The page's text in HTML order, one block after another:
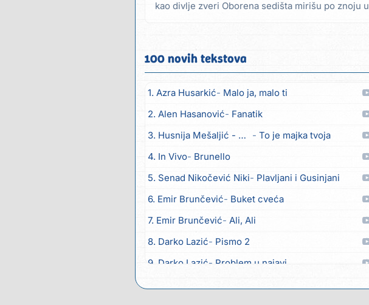
kao divlje zveri Oborena sedišta mirišu po znoju u
100 novih tekstova
1. Azra Husarkić Malo ja, malo ti
2. Alen Hasanović Fanatik
3. Husnija Mešaljić - Hule To je majka tvoja
4. In Vivo Brunello
5. Senad Nikočević Niki Plavljani i Gusinjani
6. Emir Brunčević Buket cveća
7. Emir Brunčević Ali, Ali
8. Darko Lazić Pismo 2
9. Darko Lazić Problem u najavi